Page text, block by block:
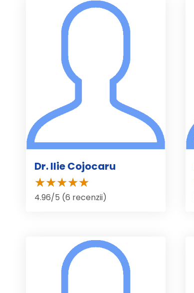
Dr. Ilie Cojocaru
4.96/5 (6 recenzii)